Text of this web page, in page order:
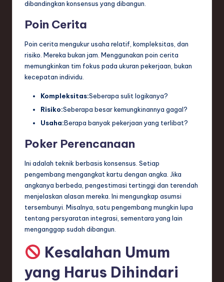
dibandingkan konsensus yang dibangun.
Poin Cerita
Poin cerita mengukur usaha relatif, kompleksitas, dan
risiko. Mereka bukan jam. Menggunakan poin cerita
memungkinkan tim fokus pada ukuran pekerjaan, bukan
kecepatan individu.
Kompleksitas:Seberapa sulit logikanya?
Risiko:Seberapa besar kemungkinannya gagal?
Usaha:Berapa banyak pekerjaan yang terlibat?
Poker Perencanaan
Ini adalah teknik berbasis konsensus. Setiap
pengembang mengangkat kartu dengan angka. Jika
angkanya berbeda, pengestimasi tertinggi dan terendah
menjelaskan alasan mereka. Ini mengungkap asumsi
tersembunyi. Misalnya, satu pengembang mungkin lupa
tentang persyaratan integrasi, sementara yang lain
menganggap sudah dibangun.
Kesalahan Umum
yang Harus Dihindari